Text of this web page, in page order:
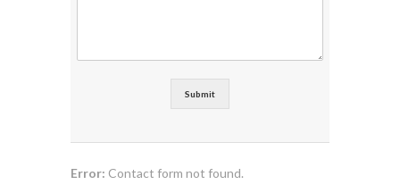
Submit
Error: Contact form not found.